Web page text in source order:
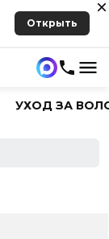
Открыть
УХОД ЗА